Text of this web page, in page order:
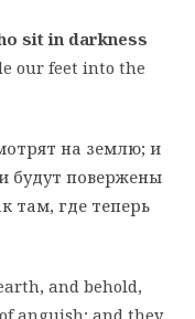
sit in darkness
our feet into the
на землю; и
будут повержены
там, где теперь
and behold,